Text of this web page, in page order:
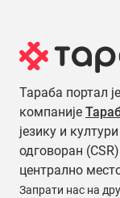
Тараба портал
компаније
језику и
одговоран
централно
Запрати нас на